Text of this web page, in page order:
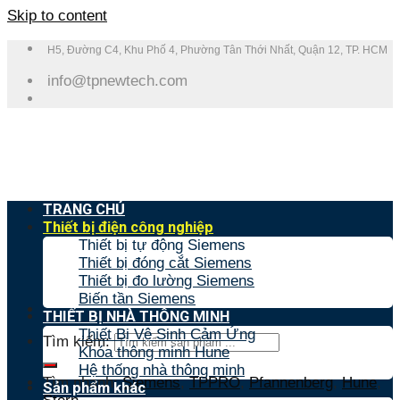
Skip to content
H5, Đường C4, Khu Phố 4, Phường Tân Thới Nhất, Quận 12, TP. HCM
info@tpnewtech.com
Tìm kiếm:
Tìm nhanh:Siemens,TPPRO,Pfannenberg,Hune,
TRANG CHỦ
Thiết bị điện công nghiệp
Thiết bị tự động Siemens
Thiết bị đóng cắt Siemens
Thiết bị đo lường Siemens
Biến tần Siemens
THIẾT BỊ NHÀ THÔNG MINH
Thiết Bị Vệ Sinh Cảm Ứng
Khóa thông minh Hune
Hệ thống nhà thông minh
Sản phẩm khác